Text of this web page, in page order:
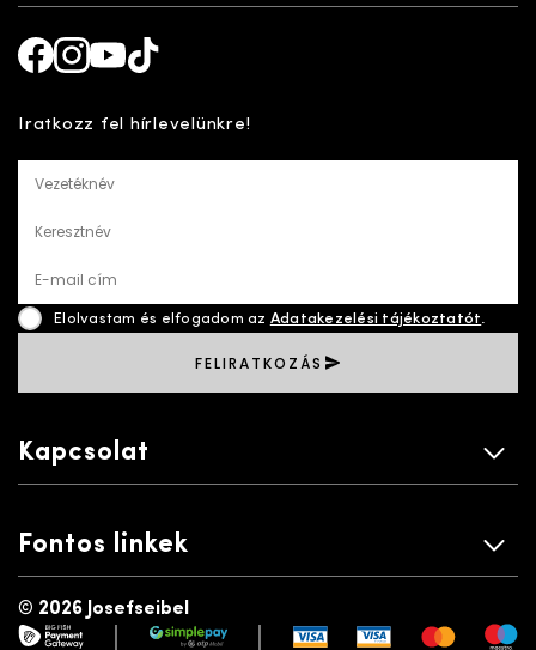
Iratkozz fel hírlevelünkre!
Vezetéknév
Keresztnév
E-mail cím
Elolvastam és elfogadom az Adatakezelési tájékoztatót.
FELIRATKOZÁS
Kapcsolat
Fontos linkek
© 2026 Josefseibel
payment gatewaysimplepay